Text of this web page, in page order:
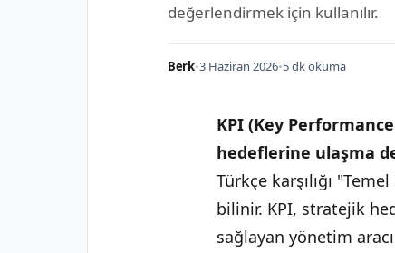
değerlendirmek için kullanılır.
Berk•3 Haziran 2026•5 dk okuma
KPI (Key
hedeflerine ulaşma
Türkçe karşılığı
bilinir. KPI, stratejik
sağlayan yönetim